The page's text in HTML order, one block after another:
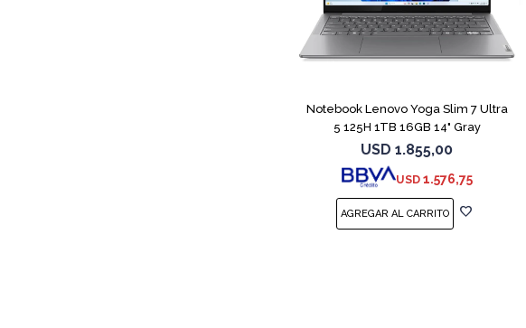
Notebook Lenovo Yoga Slim 7 Ultra
5 125H 1TB 16GB 14" Gray
USD 1.855,00
USD 1.576,75